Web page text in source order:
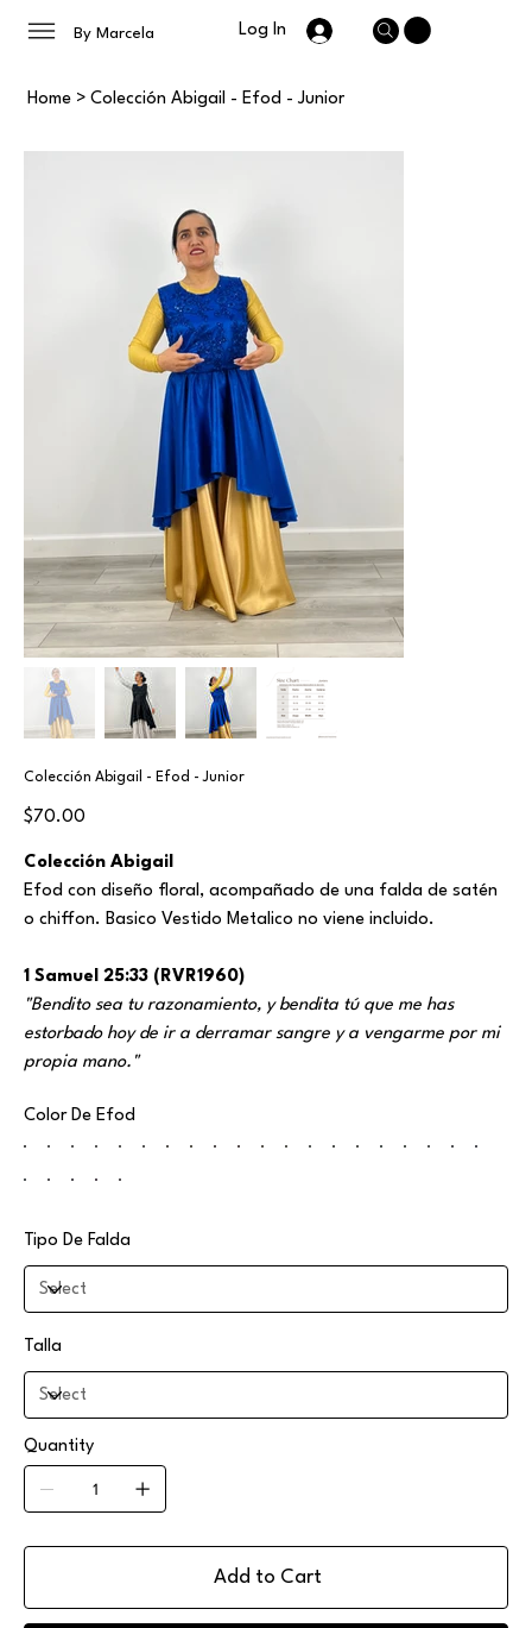
By Marcela Log In
Home > Colección Abigail - Efod - Junior
Colección Abigail - Efod - Junior
Price
$70.00
Colección Abigail
Efod con diseño floral, acompañado de una falda de satén
o chiffon. Basico Vestido Metalico no viene incluido.
1 Samuel 25:33 (RVR1960)
"Bendito sea tu razonamiento, y bendita tú que me has
estorbado hoy de ir a derramar sangre y a vengarme por mi
propia mano."
Color De Efod
Tipo De Falda
Talla
Quantity
Add to Cart